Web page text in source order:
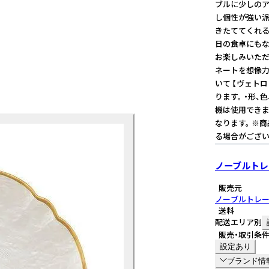
ブルに少しの
し個性が強い
きたててくれ
日の食卓にも
お楽しみいた
ネートを想像
いて 【ヴェト
ります。 ・形
機は使用でき
なります。 ※
る場合がござい
ノーブルト
販売元
ノーブルトレ
送料
配送エリア別
販売・取引条件
設定あり
ブランド情